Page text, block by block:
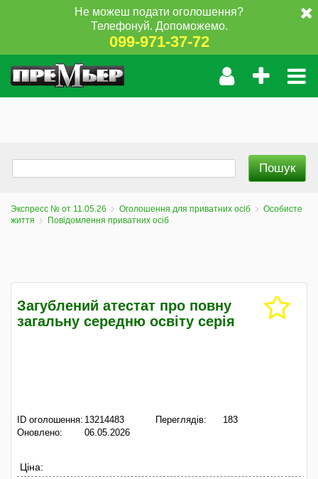
Не можеш подати оголошення?
Телефонуй. Допоможемо.
099-971-37-72
Экспресс № от 11.05.26 Оголошення для приватних осіб
Особисте
життя
Повідомлення приватних осіб
Загублений атестат про повну
загальну середню освіту серія
ID оголошення: 13214483
Оновлено:
06.05.2026
Переглядів: 183
Ціна: